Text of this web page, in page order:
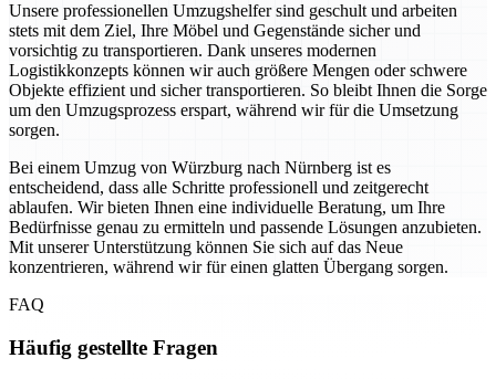
Unsere professionellen Umzugshelfer sind geschult und arbeiten
stets mit dem Ziel, Ihre Möbel und Gegenstände sicher und
vorsichtig zu transportieren. Dank unseres modernen
Logistikkonzepts können wir auch größere Mengen oder schwere
Objekte effizient und sicher transportieren. So bleibt Ihnen die Sorge
um den Umzugsprozess erspart, während wir für die Umsetzung
sorgen.
Bei einem Umzug von Würzburg nach Nürnberg ist es
entscheidend, dass alle Schritte professionell und zeitgerecht
ablaufen. Wir bieten Ihnen eine individuelle Beratung, um Ihre
Bedürfnisse genau zu ermitteln und passende Lösungen anzubieten.
Mit unserer Unterstützung können Sie sich auf das Neue
konzentrieren, während wir für einen glatten Übergang sorgen.
FAQ
Häufig gestellte Fragen